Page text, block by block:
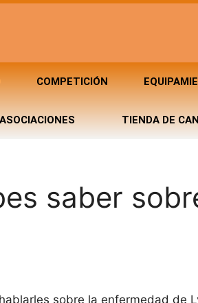
COMPETICIÓN
TIENDA DE
saber
sobre la enfermedad de